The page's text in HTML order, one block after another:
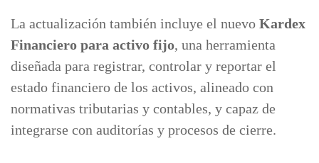
La actualización también incluye el nuevo Kardex
Financiero para activo fijo, una herramienta
diseñada para registrar, controlar y reportar el
estado financiero de los activos, alineado con
normativas tributarias y contables, y capaz de
integrarse con auditorías y procesos de cierre.